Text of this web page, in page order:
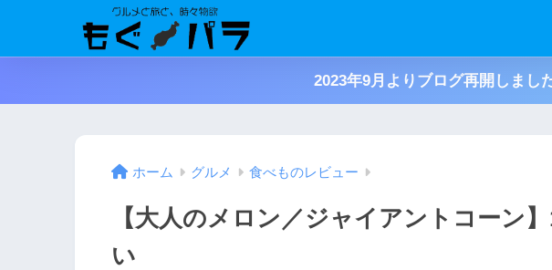
2023年9月よりブログ再開しまし
ホーム グルメ 食べものレビュー
【大人のメロン／ジャイアントコーン
い